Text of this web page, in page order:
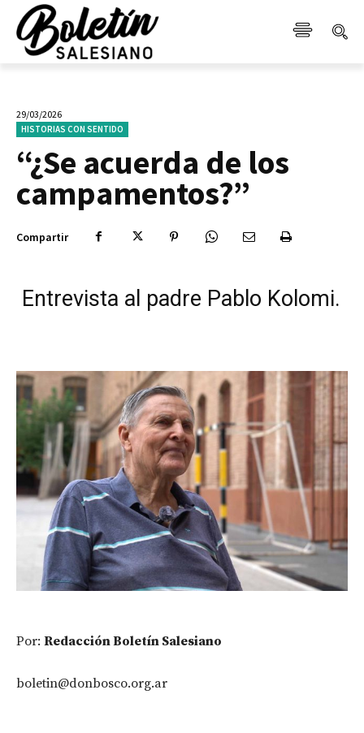
29/03/2026
HISTORIAS CON SENTIDO
“¿Se acuerda de los
campamentos?”
Compartir
Entrevista al padre Pablo Kolomi.
Por: Redacción Boletín Salesiano
boletin@donbosco.org.ar